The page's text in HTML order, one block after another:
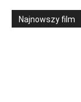
Najnowszy film